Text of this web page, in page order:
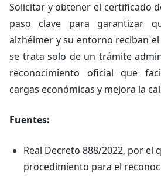
Solicitar y obtener el certificado
paso clave para garantizar
alzhéimer y su entorno reciban
se trata solo de un trámite
reconocimiento oficial que
cargas económicas y mejora la
Fuentes:
Real Decreto 888/2022, por el
procedimiento para el